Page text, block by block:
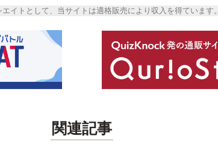
イトとして、当サイトは適格販売により収入を得ています。
関連記事